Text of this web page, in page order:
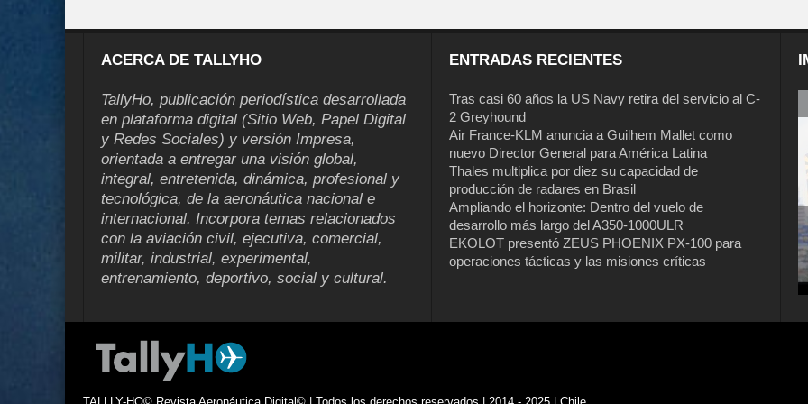
ACERCA DE TALLYHO
TallyHo, publicación periodística desarrollada
en plataforma digital (Sitio Web, Papel Digital
y Redes Sociales) y versión Impresa,
orientada a entregar una visión global,
integral, entretenida, dinámica, profesional y
tecnológica, de la aeronáutica nacional e
internacional. Incorpora temas relacionados
con la aviación civil, ejecutiva, comercial,
militar, industrial, experimental,
entrenamiento, deportivo, social y cultural.
ENTRADAS RECIENTES
Tras casi 60 años la US Navy retira del servicio al C-
2 Greyhound
Air France-KLM anuncia a Guilhem Mallet como
nuevo Director General para América Latina
Thales multiplica por diez su capacidad de
producción de radares en Brasil
Ampliando el horizonte: Dentro del vuelo de
desarrollo más largo del A350-1000ULR
EKOLOT presentó ZEUS PHOENIX PX-100 para
operaciones tácticas y las misiones críticas
Tras casi 60 años la US Navy retira del
servicio al C-2 Greyhound